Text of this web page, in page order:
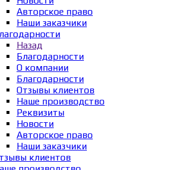
Авторское право
Наши заказчики
Назад
Благодарности
О компании
Благодарности
Отзывы клиентов
Наше производство
Реквизиты
Новости
Авторское право
Наши заказчики
клиентов